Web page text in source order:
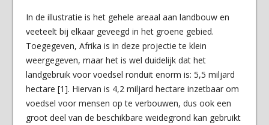
In de illustratie is het gehele areaal aan landbouw en
veeteelt bij elkaar geveegd in het groene gebied.
Toegegeven, Afrika is in deze projectie te klein
weergegeven, maar het is wel duidelijk dat het
landgebruik voor voedsel ronduit enorm is: 5,5 miljard
hectare [1]. Hiervan is 4,2 miljard hectare inzetbaar om
voedsel voor mensen op te verbouwen, dus ook een
groot deel van de beschikbare weidegrond kan gebruikt